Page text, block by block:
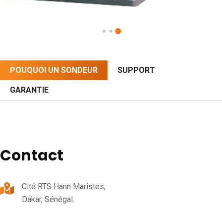
POUQUOI UN SONDEUR SUPPORT
GARANTIE
Contact
Cité RTS Hann Maristes,
Dakar, Sénégal.